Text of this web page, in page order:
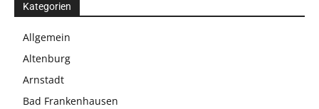
Kategorien
Allgemein
Altenburg
Arnstadt
Bad Frankenhausen